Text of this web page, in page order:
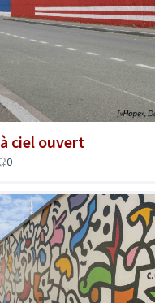
ciel ouvert
0